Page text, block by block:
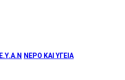
ΝΕΡΟ ΚΑΙ ΥΓΕΙΑ